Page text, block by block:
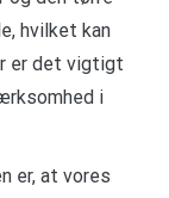
hvilket kan
er det vigtigt
i
er, at vores